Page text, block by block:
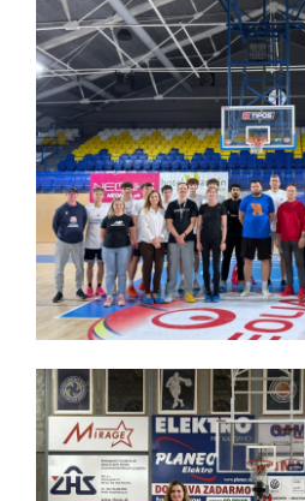
Reprezentačný zraz ročníka
Uplynulý víkend sa v
kemp hráčov do 16 rokov.